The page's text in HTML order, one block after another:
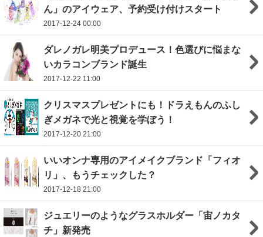
ん」のアイウェア、予約受け付けスタート
2017-12-24 00:00
ダレノガレ明美プロデュース！色選びに悩まな
いカラコンブランド誕生
2017-12-22 11:00
クリスマスプレゼントにも！ドラえもんのふし
ぎメガネで光と視覚を学ぼう！
2017-12-20 21:00
いいオンナ専用のアイメイクブランド「フィオ
リ」、もうチェックした？
2017-12-18 21:00
ジュエリーのようなグラスホルダー「宙ノカタ
チ」新発売